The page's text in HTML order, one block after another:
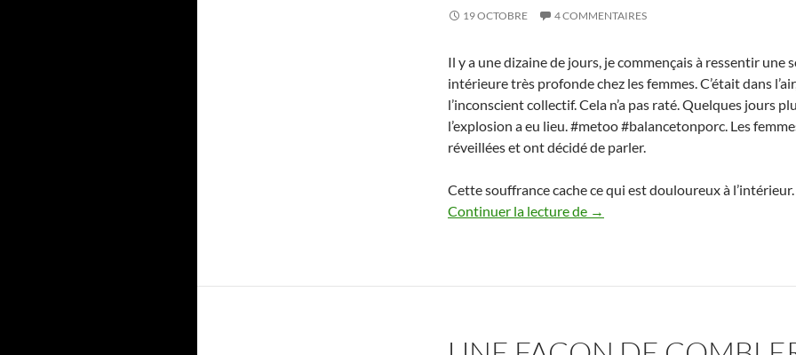
19 OCTOBRE 4 COMMENTAIRES
Il y a une dizaine de jours, je commençais à ressentir une
intérieure très profonde chez les femmes. C’était dans
l’inconscient collectif. Cela n’a pas raté. Quelques jours
l’explosion a eu lieu. #metoo #balancetonporc. Les
réveillées et ont décidé de parler.
Cette souffrance cache ce qui est douloureux à l’intérieur.
Continuer la lecture de Libérer la souffrance intérieure
→